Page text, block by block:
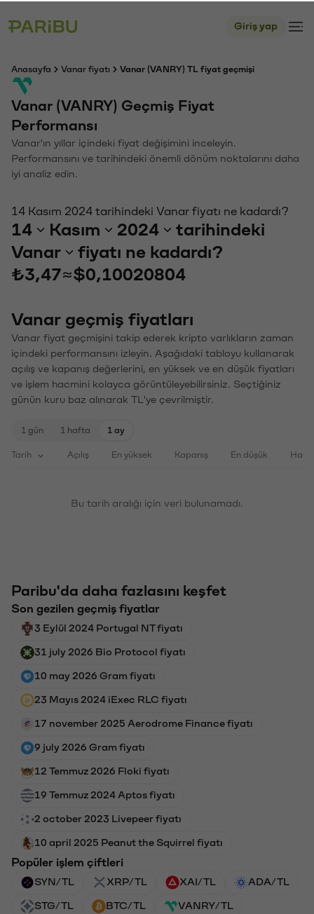
Giriş yap
Anasayfa Vanar fiyatı Vanar (VANRY) TL fiyat geçmişi
Vanar (VANRY) Geçmiş Fiyat
Performansı
Vanar'ın yıllar içindeki fiyat değişimini inceleyin.
Performansını ve tarihindeki önemli dönüm noktalarını daha
iyi analiz edin.
14 Kasım 2024 tarihindeki Vanar fiyatı ne kadardı?
14 Kasım 2024
tarihindeki
Vanar
fiyatı ne kadardı?
₺3,47≈$0,10020804
Vanar geçmiş fiyatları
Vanar fiyat geçmişini takip ederek kripto varlıkların zaman
içindeki performansını izleyin. Aşağıdaki tabloyu kullanarak
açılış ve kapanış değerlerini, en yüksek ve en düşük fiyatları
ve işlem hacmini kolayca görüntüleyebilirsiniz. Seçtiğiniz
günün kuru baz alınarak TL'ye çevrilmiştir.
1 gün 1 hafta 1 ay
Tarih Açılış En yüksek Kapanış En düşük
Bu tarih aralığı için veri bulunamadı.
Paribu'da daha fazlasını keşfet
Son gezilen geçmiş fiyatlar
3 Eylül 2024 Portugal NT fiyatı
31 july 2026 Bio Protocol fiyatı
10 may 2026 Gram fiyatı
23 Mayıs 2024 iExec RLC fiyatı
17 november 2025 Aerodrome Finance fiyatı
9 july 2026 Gram fiyatı
12 Temmuz 2026 Floki fiyatı
19 Temmuz 2024 Aptos fiyatı
2 october 2023 Livepeer fiyatı
10 april 2025 Peanut the Squirrel fiyatı
Popüler işlem çiftleri
SYN/TL XRP/TL XAI/TL ADA/TL
STG/TL BTC/TL VANRY/TL